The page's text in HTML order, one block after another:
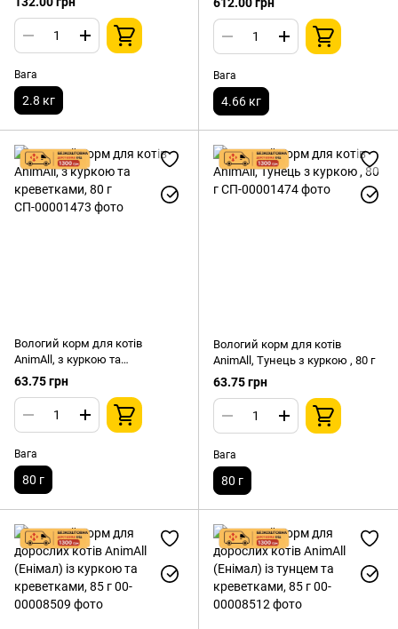
лаванди 2,8 кг
Вага
2.8 кг
4.66кг 10л
Вага
4.66 кг
Вологий корм для котів
AnimAll, з куркою та
креветками, 80 г
63.75 грн
Вага
80 г
Вологий корм для котів
AnimAll, Тунець з куркою , 80 г
63.75 грн
Вага
80 г